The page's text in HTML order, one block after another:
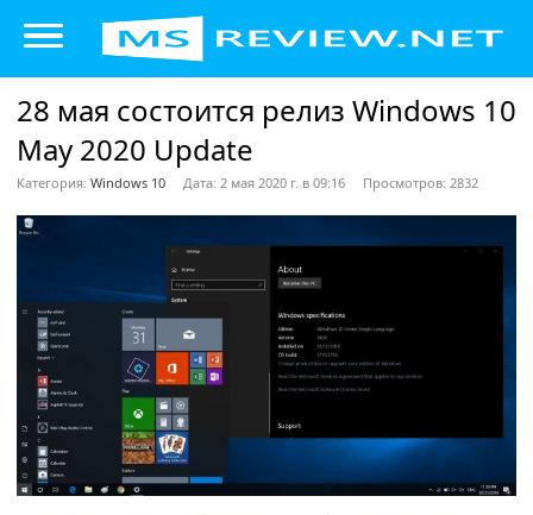
28 мая состоится релиз Windows 10
May 2020 Update
Категория: Windows 10 Дата: 2 мая 2020 г. в 09:16 Просмотров: 2832